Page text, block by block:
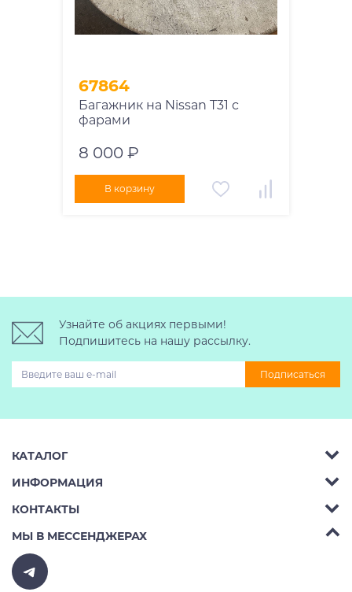
67864
Багажник на Nissan T31 с
фарами
8 000 ₽
В корзину
Узнайте об акциях первыми!
Подпишитесь на нашу рассылку.
Подписаться
КАТАЛОГ
Багажник на крышу авто
Автобоксы
Крепления велосипедов на авто
Крепления лыж и сноубордов на авто
ИНФОРМАЦИЯ
Аренда
Ремонт
Доставка
КОНТАКТЫ
Телефон: 8 (495) 2367486
Бесплатно РФ:
E-mail:
МЫ В МЕССЕНДЖЕРАХ